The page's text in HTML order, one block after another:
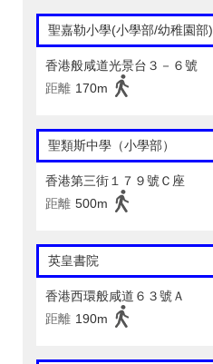
聖嘉勒小學(小學部/幼稚園部)
香港般咸道光景台３－６號
距離 170m
聖類斯中學（小學部）
香港第三街１７９號Ｃ座
距離 500m
英皇書院
香港西環般咸道６３號Ａ
距離 190m